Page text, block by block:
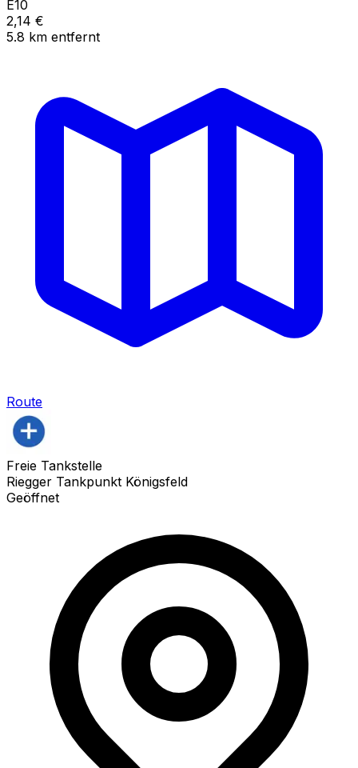
E10
2,14 €
5.8 km entfernt
Route
Freie Tankstelle
Riegger Tankpunkt Königsfeld
Geöffnet